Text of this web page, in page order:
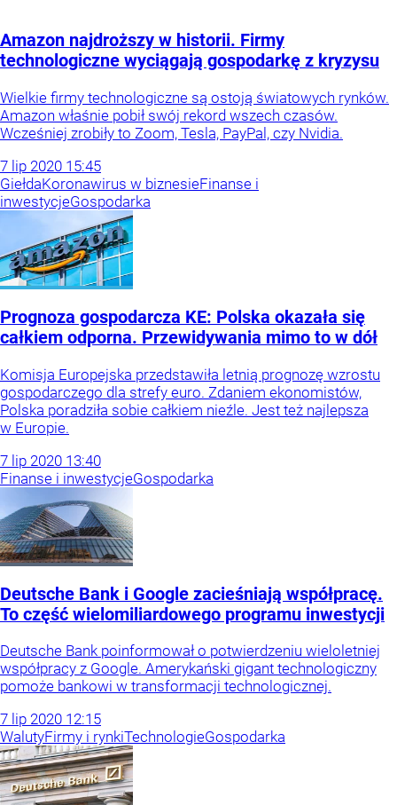
Amazon najdroższy w historii. Firmy
technologiczne wyciągają gospodarkę z kryzysu
Wielkie firmy technologiczne są ostoją światowych rynków.
Amazon właśnie pobił swój rekord wszech czasów.
Wcześniej zrobiły to Zoom, Tesla, PayPal, czy Nvidia.
7 lip 2020 15:45
GiełdaKoronawirus w biznesieFinanse i
inwestycjeGospodarka
Prognoza gospodarcza KE: Polska okazała się
całkiem odporna. Przewidywania mimo to w dół
Komisja Europejska przedstawiła letnią prognozę wzrostu
gospodarczego dla strefy euro. Zdaniem ekonomistów,
Polska poradziła sobie całkiem nieźle. Jest też najlepsza
w Europie.
7 lip 2020 13:40
Finanse i inwestycjeGospodarka
Deutsche Bank i Google zacieśniają współpracę.
To część wielomiliardowego programu inwestycji
Deutsche Bank poinformował o potwierdzeniu wieloletniej
współpracy z Google. Amerykański gigant technologiczny
pomoże bankowi w transformacji technologicznej.
7 lip 2020 12:15
WalutyFirmy i rynkiTechnologieGospodarka